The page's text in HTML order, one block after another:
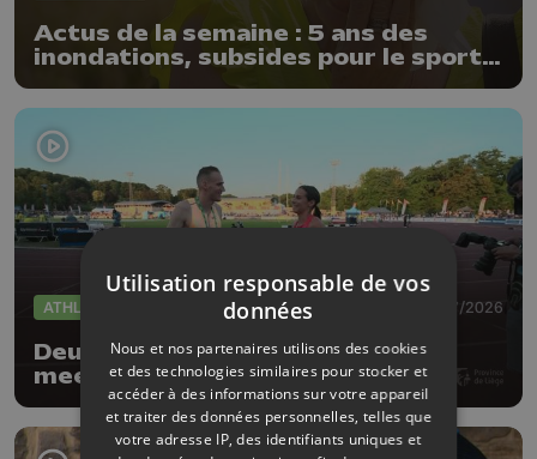
Actus de la semaine : 5 ans des
inondations, subsides pour le sport
ATHLÉTISME 16/07/2026
Deux records de Belgique au
meeting de la province de Liège
Utilisation responsable de vos
données
Nous et nos partenaires utilisons des cookies
et des technologies similaires pour stocker et
accéder à des informations sur votre appareil
et traiter des données personnelles, telles que
votre adresse IP, des identifiants uniques et